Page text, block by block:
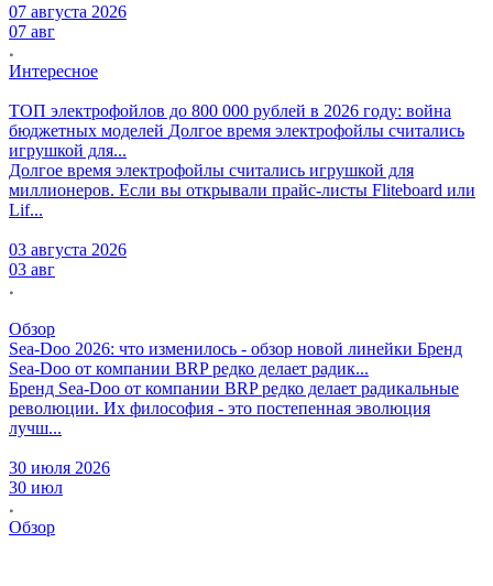
07 августа 2026
07 авг
Интересное
ТОП электрофойлов до 800 000 рублей в 2026 году: война
бюджетных моделей Долгое время электрофойлы считались
игрушкой для...
Долгое время электрофойлы считались игрушкой для
миллионеров. Если вы открывали прайс-листы Fliteboard или
Lif...
03 августа 2026
03 авг
Обзор
Sea-Doo 2026: что изменилось - обзор новой линейки Бренд
Sea-Doo от компании BRP редко делает радик...
Бренд Sea-Doo от компании BRP редко делает радикальные
революции. Их философия - это постепенная эволюция
лучш...
30 июля 2026
30 июл
Обзор